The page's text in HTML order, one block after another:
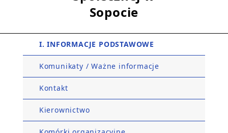
Sopocie
I. INFORMACJE PODSTAWOWE
Komunikaty / Ważne informacje
Kontakt
Kierownictwo